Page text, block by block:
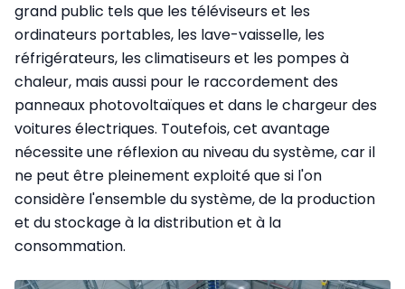
grand public tels que les téléviseurs et les
ordinateurs portables, les lave-vaisselle, les
réfrigérateurs, les climatiseurs et les pompes à
chaleur, mais aussi pour le raccordement des
panneaux photovoltaïques et dans le chargeur des
voitures électriques. Toutefois, cet avantage
nécessite une réflexion au niveau du système, car il
ne peut être pleinement exploité que si l'on
considère l'ensemble du système, de la production
et du stockage à la distribution et à la
consommation.